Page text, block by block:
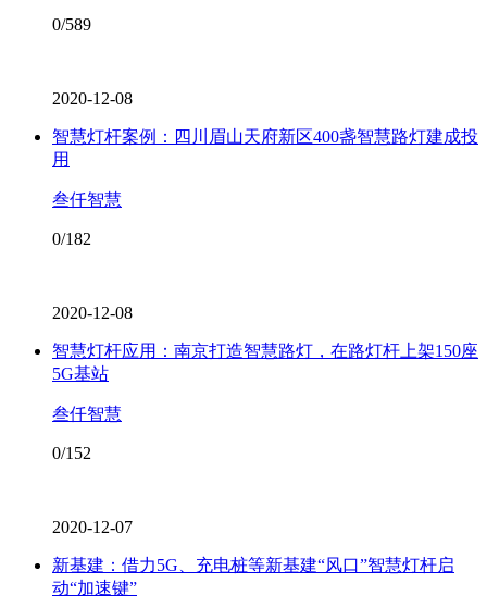
0/589
2020-12-08
智慧灯杆案例：四川眉山天府新区400盏智慧路灯建成投
用
叁仟智慧
0/182
2020-12-08
智慧灯杆应用：南京打造智慧路灯，在路灯杆上架150座
5G基站
叁仟智慧
0/152
2020-12-07
新基建：借力5G、充电桩等新基建“风口”智慧灯杆启
动“加速键”